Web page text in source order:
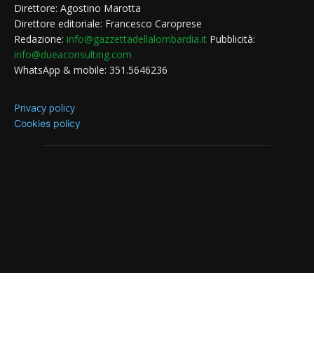
Direttore: Agostino Marotta
Direttore editoriale: Francesco Caroprese
Redazione: info@gazzettadellalombardia.it Pubblicità:
info@dueaconsulting.com
WhatsApp & mobile: 351.5646236
Privacy policy
Cookies policy